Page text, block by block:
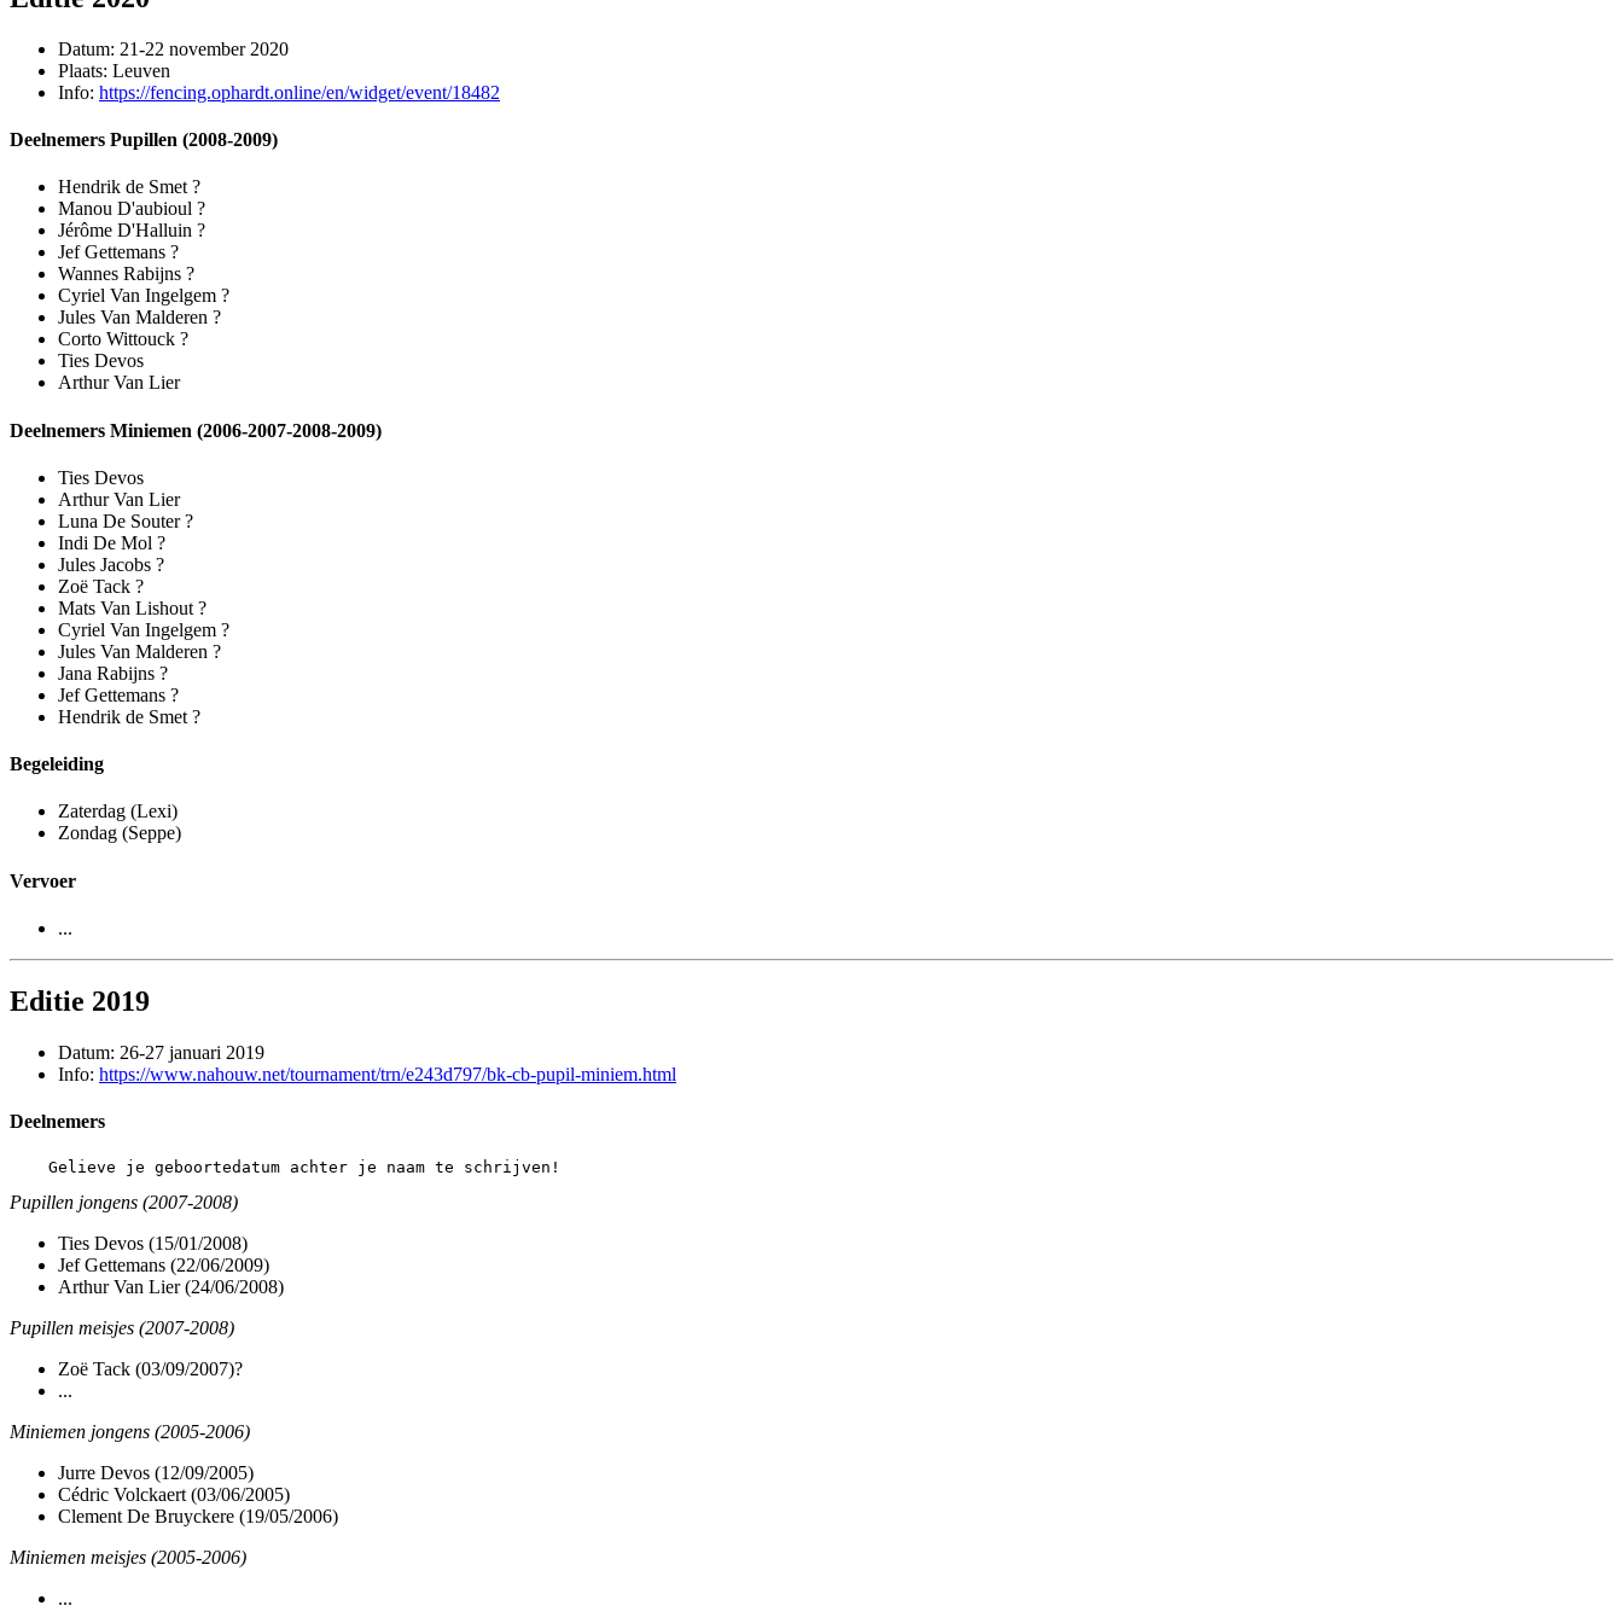
Datum: 21-22 november 2020
Plaats: Leuven
Info: https://fencing.ophardt.online/en/widget/event/18482
Deelnemers Pupillen (2008-2009)
Hendrik de Smet ?
Manou D'aubioul ?
Jérôme D'Halluin ?
Jef Gettemans ?
Wannes Rabijns ?
Cyriel Van Ingelgem ?
Jules Van Malderen ?
Corto Wittouck ?
Ties Devos
Arthur Van Lier
Deelnemers Miniemen (2006-2007-2008-2009)
Ties Devos
Arthur Van Lier
Luna De Souter ?
Indi De Mol ?
Jules Jacobs ?
Zoë Tack ?
Mats Van Lishout ?
Cyriel Van Ingelgem ?
Jules Van Malderen ?
Jana Rabijns ?
Jef Gettemans ?
Hendrik de Smet ?
Begeleiding
Zaterdag (Lexi)
Zondag (Seppe)
Vervoer
...
Editie 2019
Datum: 26-27 januari 2019
Info: https://www.nahouw.net/tournament/trn/e243d797/bk-cb-pupil-miniem.html
Deelnemers
Pupillen jongens (2007-2008)
Ties Devos (15/01/2008)
Jef Gettemans (22/06/2009)
Arthur Van Lier (24/06/2008)
Pupillen meisjes (2007-2008)
Zoë Tack (03/09/2007)?
...
Miniemen jongens (2005-2006)
Jurre Devos (12/09/2005)
Cédric Volckaert (03/06/2005)
Clement De Bruyckere (19/05/2006)
Miniemen meisjes (2005-2006)
...